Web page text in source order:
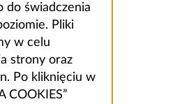
do świadczenia
Pliki
w celu
strony oraz
Po kliknięciu w
COOKIES”